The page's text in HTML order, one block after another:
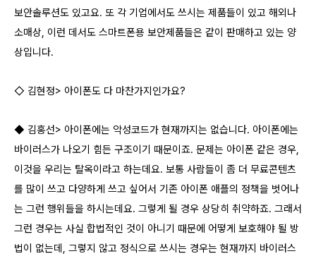
보안솔루션도 있고요. 또 각 기업에서도 쓰시는 제품들이 있고 해외나
소매상, 이런 데서도 스마트폰용 보안제품들은 같이 판매하고 있는 양
상입니다.
◇ 김현정> 아이폰도 다 마찬가지인가요?
◆ 김홍선> 아이폰에는 악성코드가 현재까지는 없습니다. 아이폰에는
바이러스가 나오기 힘든 구조이기 때문이죠. 문제는 아이폰 같은 경우,
이것을 우리는 탈옥이라고 하는데요. 보통 사람들이 좀 더 무료콘텐츠
를 많이 쓰고 다양하게 쓰고 싶어서 기존 아이폰 애플의 정책을 벗어나
는 그런 행위들을 하시는데요. 그렇게 될 경우 상당히 취약하죠. 그래서
그런 경우는 사실 합법적인 것이 아니기 때문에 어떻게 보호해야 될 방
법이 없는데, 그렇지 않고 정식으로 쓰시는 경우는 현재까지 바이러스